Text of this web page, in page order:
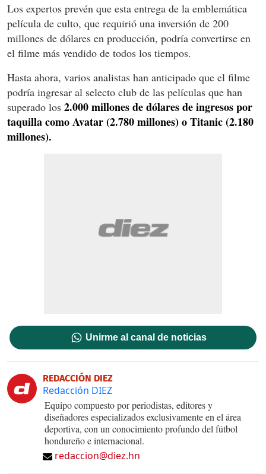
Los expertos prevén que esta entrega de la emblemática
película de culto, que requirió una inversión de 200
millones de dólares en producción, podría convertirse en
el filme más vendido de todos los tiempos.
Hasta ahora, varios analistas han anticipado que el filme
podría ingresar al selecto club de las películas que han
superado los 2.000 millones de dólares de ingresos por
taquilla como Avatar (2.780 millones) o Titanic (2.180
millones).
Unirme al canal de noticias
REDACCIÓN DIEZ
Redacción DIEZ
Equipo compuesto por periodistas, editores y
diseñadores especializados exclusivamente en el área
deportiva, con un conocimiento profundo del fútbol
hondureño e internacional.
redaccion@diez.hn